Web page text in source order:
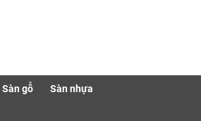
Sàn gỗ Sàn nhựa